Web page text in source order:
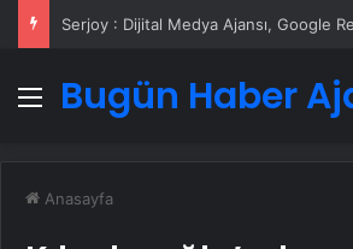
Menü
Bugün Haber
Anasayfa